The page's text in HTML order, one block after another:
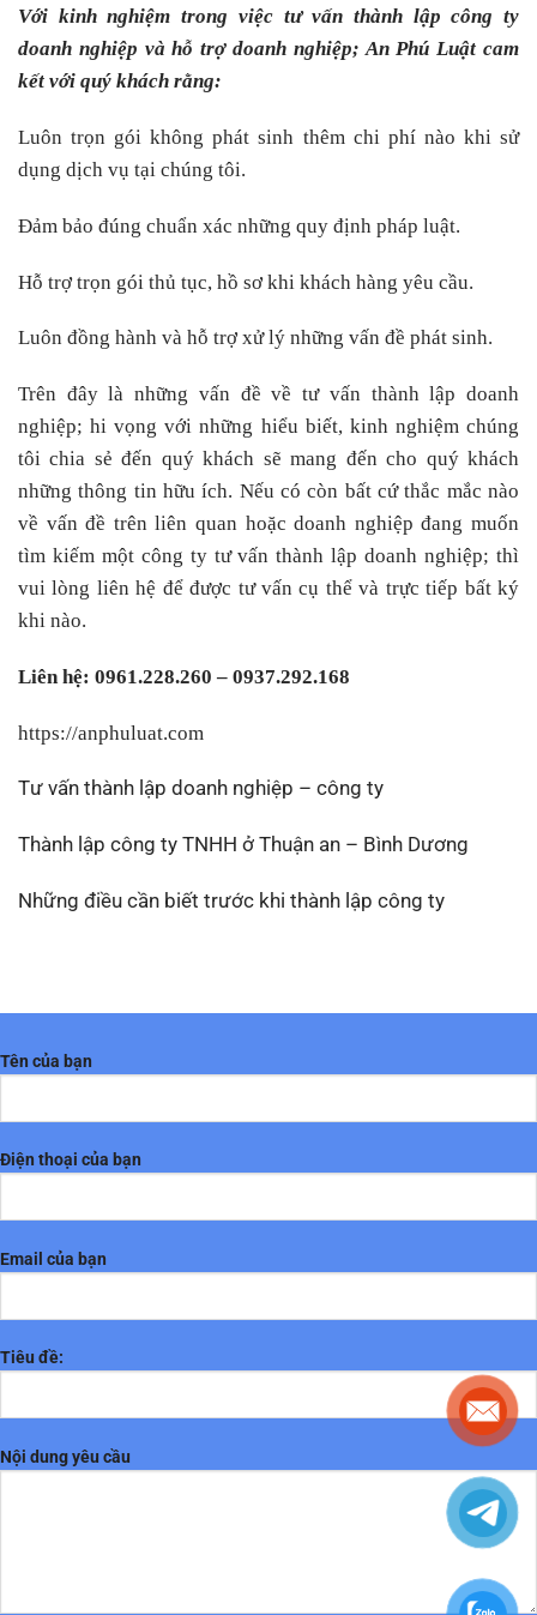
Với kinh nghiệm trong việc tư vấn thành lập công ty
doanh nghiệp và hỗ trợ doanh nghiệp; An Phú Luật cam
kết với quý khách rằng:
Luôn trọn gói không phát sinh thêm chi phí nào khi sử
dụng dịch vụ tại chúng tôi.
Đảm bảo đúng chuẩn xác những quy định pháp luật.
Hỗ trợ trọn gói thủ tục, hồ sơ khi khách hàng yêu cầu.
Luôn đồng hành và hỗ trợ xử lý những vấn đề phát sinh.
Trên đây là những vấn đề về tư vấn thành lập doanh
nghiệp; hi vọng với những hiểu biết, kinh nghiệm chúng
tôi chia sẻ đến quý khách sẽ mang đến cho quý khách
những thông tin hữu ích. Nếu có còn bất cứ thắc mắc nào
về vấn đề trên liên quan hoặc doanh nghiệp đang muốn
tìm kiếm một công ty tư vấn thành lập doanh nghiệp; thì
vui lòng liên hệ để được tư vấn cụ thể và trực tiếp bất ký
khi nào.
Liên hệ: 0961.228.260 – 0937.292.168
https://anphuluat.com
Tư vấn thành lập doanh nghiệp – công ty
Thành lập công ty TNHH ở Thuận an – Bình Dương
Những điều cần biết trước khi thành lập công ty
Tên của bạn
Điện thoại của bạn
Email của bạn
Tiêu đề:
Nội dung yêu cầu